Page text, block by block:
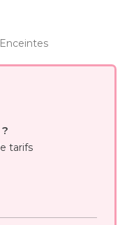
Enceintes
tarifs